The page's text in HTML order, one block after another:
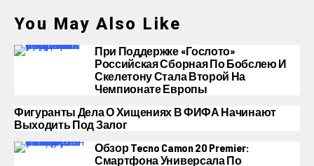
You May Also Like
При Поддержке «Гослото»
Российская Сборная По Бобслею И
Скелетону Стала Второй На
Чемпионате Европы
Фигуранты Дела О Хищениях В ФИФА Начинают
Выходить Под Залог
Обзор Tecno Camon 20 Premier:
Смартфона Универсала По